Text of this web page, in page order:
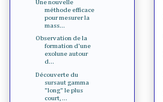
Une nouvelle
méthode efficace
pour mesurer la
mass...
Observation de la
formation d'une
exolune autour
d...
Découverte du
sursaut gamma
"long" le plus
court, ...